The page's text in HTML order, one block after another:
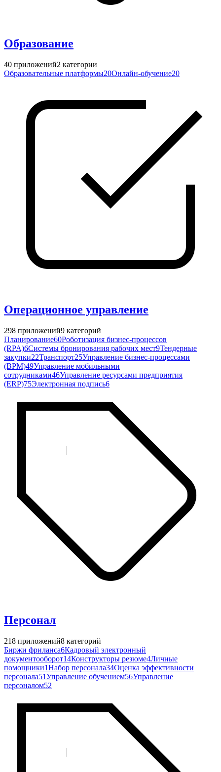
Образование
40 приложений2 категории
Образовательные платформы20Онлайн-обучение20
Операционное управление
298 приложений9 категорий
Планирование60Роботизация бизнес-процессов
(RPA)6Системы бронирования рабочих мест9Тендерные
закупки22Транспорт25Управление бизнес-процессами
(BPM)49Управление мобильными
сотрудниками46Управление ресурсами предприятия
(ERP)75Электронная подпись6
Персонал
218 приложений8 категорий
Биржи фриланса6Кадровый электронный
документооборот14Конструкторы резюме4Личные
помощники1Набор персонала34Оценка эффективности
персонала51Управление обучением56Управление
персоналом52